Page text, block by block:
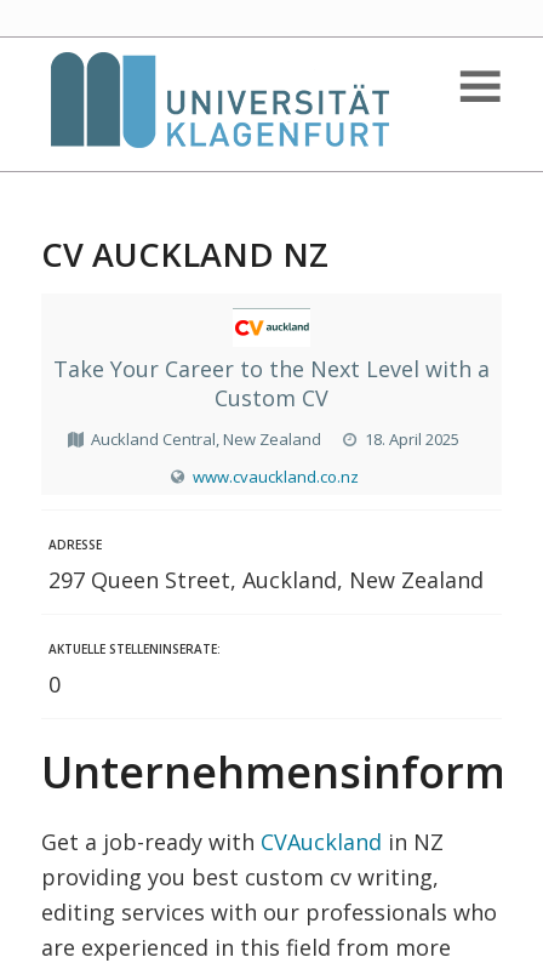
CV AUCKLAND NZ
Take Your Career to the Next Level with a
Custom CV
Auckland Central, New Zealand
18. April 2025
www.cvauckland.co.nz
ADRESSE
297 Queen Street, Auckland, New Zealand
AKTUELLE STELLENINSERATE:
0
Get a job-ready with CVAuckland in NZ
providing you best custom cv writing,
editing services with our professionals who
are experienced in this field from more